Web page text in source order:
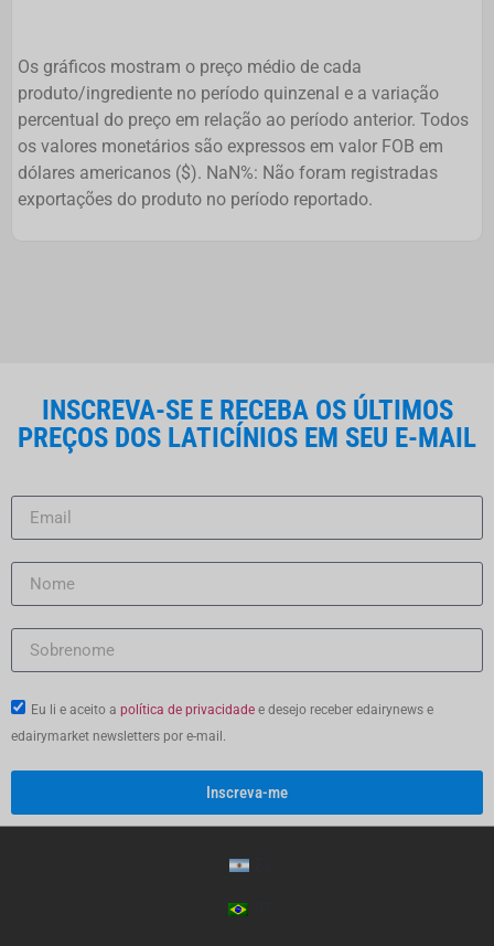
Os gráficos mostram o preço médio de cada
produto/ingrediente no período quinzenal e a variação
percentual do preço em relação ao período anterior. Todos
os valores monetários são expressos em valor FOB em
dólares americanos ($). NaN%: Não foram registradas
exportações do produto no período reportado.
INSCREVA-SE E RECEBA OS ÚLTIMOS
PREÇOS DOS LATICÍNIOS EM SEU E-MAIL
Eu li e aceito a política de privacidade e desejo receber edairynews e
edairymarket newsletters por e-mail.
Inscreva-me